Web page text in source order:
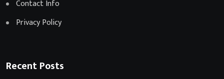
Contact Info
Privacy Policy
Recent Posts